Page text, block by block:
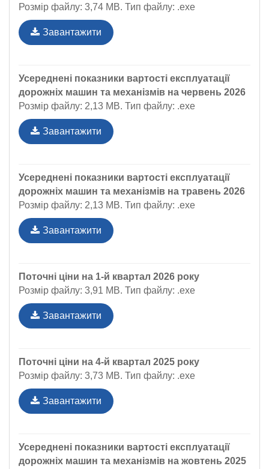
Розмір файлу: 3,74 MB. Тип файлу: .exe
Завантажити
Усереднені показники вартості експлуатації
дорожніх машин та механізмів на червень 2026
Розмір файлу: 2,13 MB. Тип файлу: .exe
Завантажити
Усереднені показники вартості експлуатації
дорожніх машин та механізмів на травень 2026
Розмір файлу: 2,13 MB. Тип файлу: .exe
Завантажити
Поточні ціни на 1-й квартал 2026 року
Розмір файлу: 3,91 MB. Тип файлу: .exe
Завантажити
Поточні ціни на 4-й квартал 2025 року
Розмір файлу: 3,73 MB. Тип файлу: .exe
Завантажити
Усереднені показники вартості експлуатації
дорожніх машин та механізмів на жовтень 2025